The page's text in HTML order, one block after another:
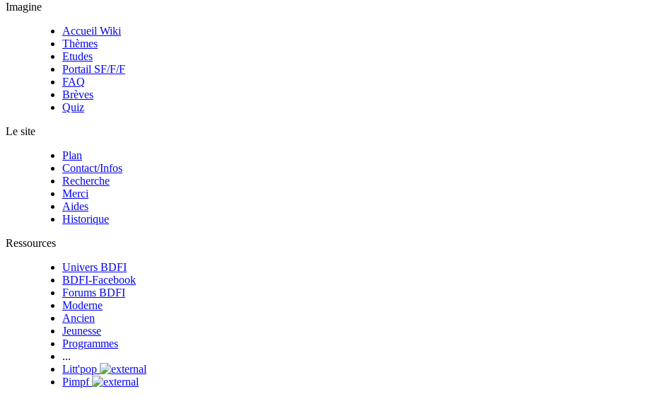
Imagine
Accueil Wiki
Thèmes
Etudes
Portail SF/F/F
FAQ
Brèves
Quiz
Le site
Plan
Contact/Infos
Recherche
Merci
Aides
Historique
Ressources
Univers BDFI
BDFI-Facebook
Forums BDFI
Moderne
Ancien
Jeunesse
Programmes
...
Litt'pop
Pimpf